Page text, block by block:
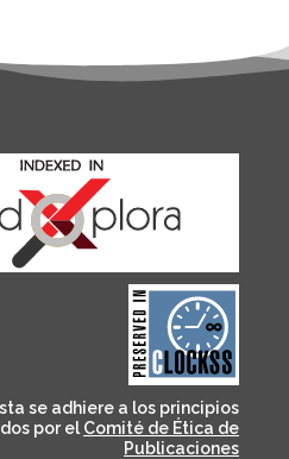
CLOCKSS is a dak archive
that ensures the long-
term survival of web-
based scholary
publications, governed by
and for its stakeholders.
se adhiere a los principios
por el Comité de Ética de
Publicaciones